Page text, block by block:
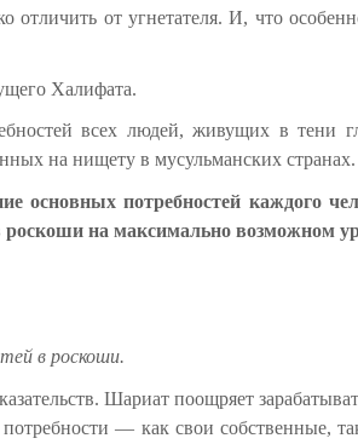
отличить от угнетателя. И, что
Халифата.
всех людей, живущих в тени
на нищету в мусульманских странах.
основных потребностей каждого
роскоши на максимально возможном
в роскоши.
Шариат поощряет
— как свои собственные,